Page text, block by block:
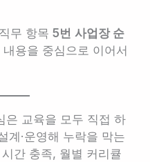
무 항목 5번 사업장 순
내용을 중심으로 이어서
은 교육을 모두 직접 하
계·운영해 누락을 막는
간 충족, 월별 커리큘